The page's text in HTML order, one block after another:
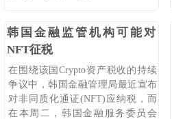
韩国金融监管机构可能对
NFT征税
在围绕该国Crypto资产税收的持续
争议中，韩国金融管理局最近宣布
对非同质化通证(NFT)应纳税，而
在本周二，韩国金融服务委员会